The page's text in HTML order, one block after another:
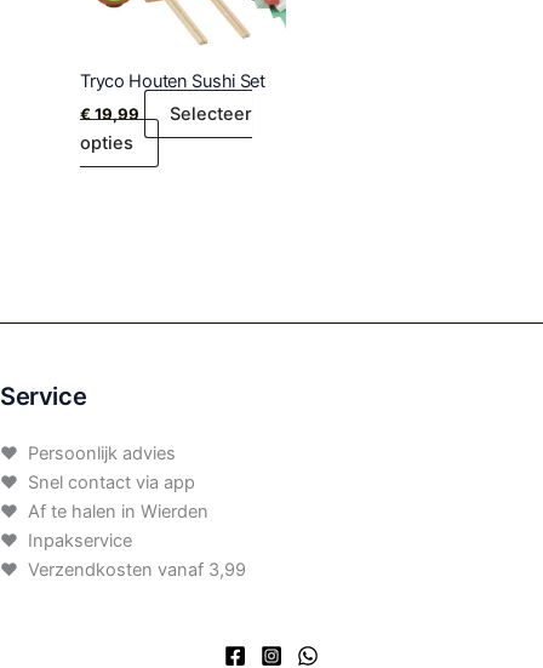
Tryco Houten Sushi Set
€19,99
Selecteer
opties
Service
♥ Persoonlijk advies
♥ Snel contact via app
♥ Af te halen in Wierden
♥ Inpakservice
♥ Verzendkosten vanaf 3,99